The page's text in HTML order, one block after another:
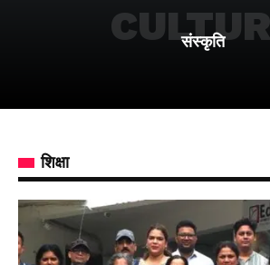
संस्कृति
शिक्षा